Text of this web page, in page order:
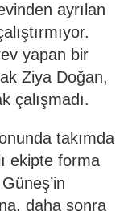
ayrılan
yapan bir
Ziya Doğan,
çalışmadı.
takımda
ekipte forma
daha sonra